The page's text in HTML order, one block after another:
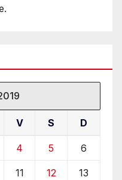
V S D
4 5 6
11 12 13